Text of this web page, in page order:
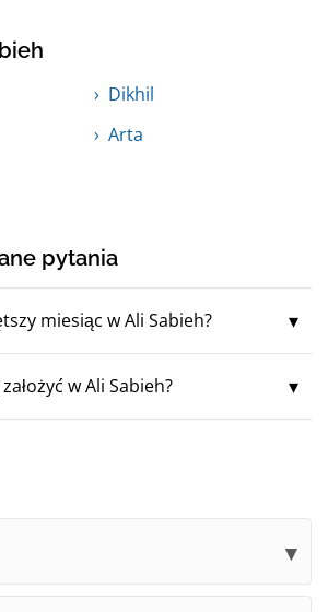
Dikhil
Arta
pytania
miesiąc w Ali Sabieh?
w Ali Sabieh?